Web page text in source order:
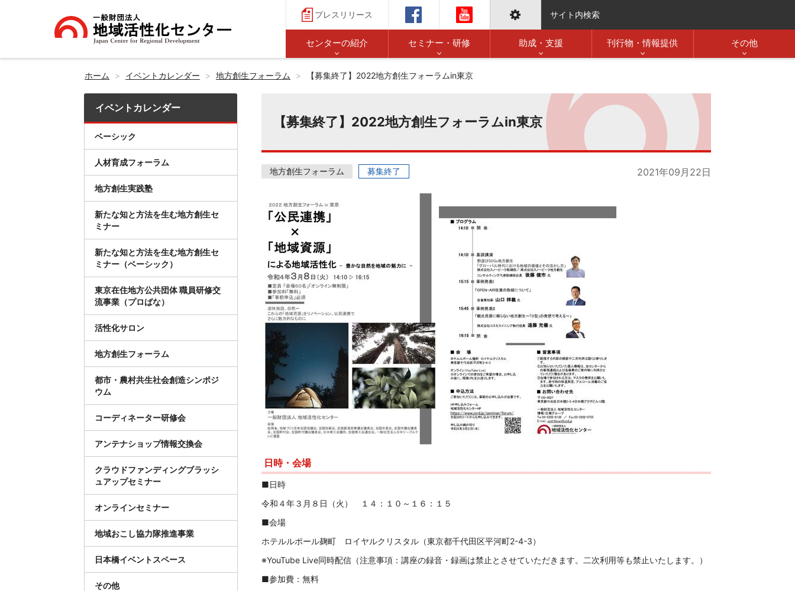
プレスリリース サイト内検索
センターの紹介 セミナー・研修 助成・支援 刊行物・情報提供 その他
ホーム イベントカレンダー 地方創生フォーラム 【募集終了】2022地方創生フォーラムin東京
【募集終了】2022地方創生フォーラムin東京
地方創生フォーラム 募集終了 2021年09月22日
日時・会場
■日時
令和４年３月８日（火） １４：１０～１６：１５
■会場
ホテルルポール麹町 ロイヤルクリスタル（東京都千代田区平河町2-4-3）
※YouTube Live同時配信（注意事項：講座の録音・録画は禁止とさせていただきます。二次利用等も禁止いたします。）
■参加費：無料
イベントカレンダー
ベーシック
人材育成フォーラム
地方創生実践塾
新たな知と方法を生む地方創生セ
ミナー
新たな知と方法を生む地方創生セ
ミナー（ベーシック）
東京在住地方公共団体 職員研修交
流事業（プロばな）
活性化サロン
地方創生フォーラム
都市・農村共生社会創造シンポジ
ウム
コーディネーター研修会
アンテナショップ情報交換会
クラウドファンディングブラッシ
ュアップセミナー
オンラインセミナー
地域おこし協力隊推進事業
日本橋イベントスペース
その他